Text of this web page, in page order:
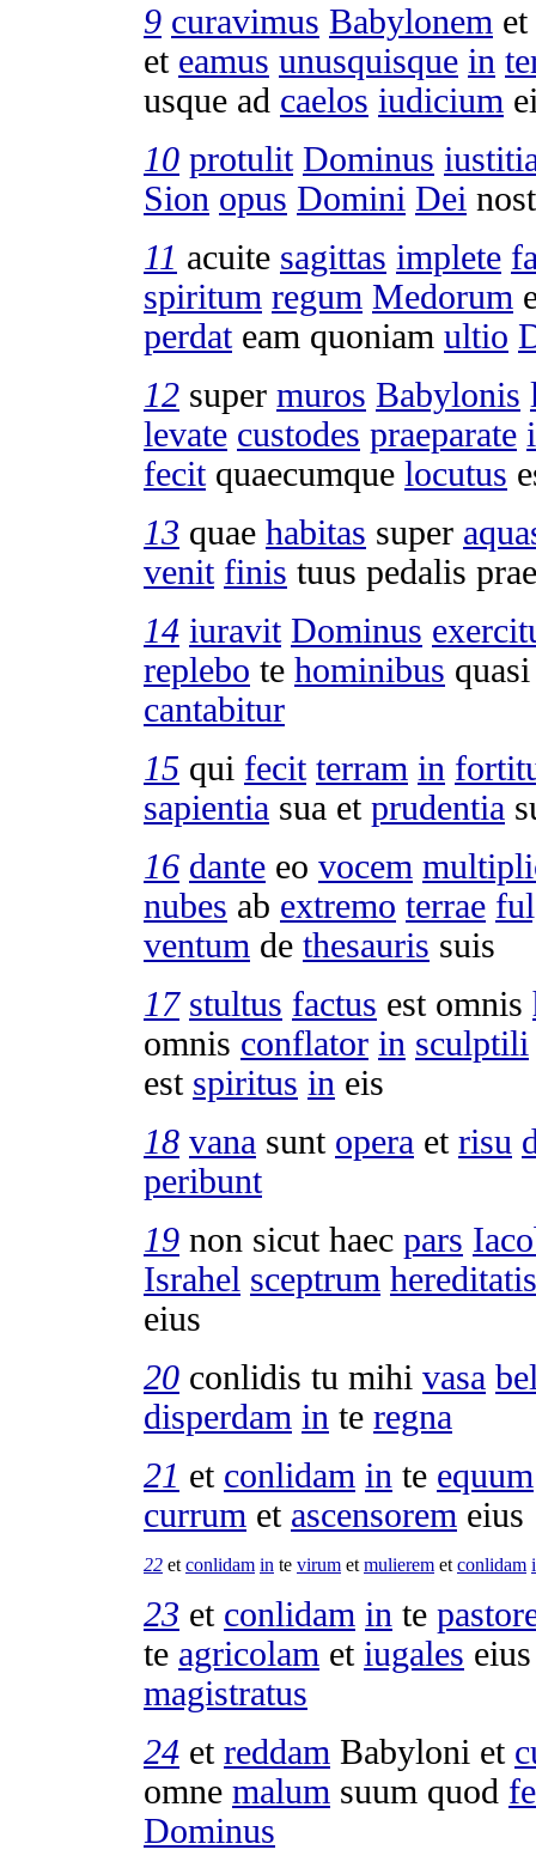
9 curavimus Babylonem
et eamus unusquisque in
usque ad caelos iudicium
10 protulit Dominus
Sion opus Domini Dei
11 acuite sagittas implete
spiritum regum Medorum
perdateam quoniam ultio
12 super muros Babylonis
levate custodes praeparate
fecitquaecumque locutus
13 quae habitas super
venit finis tuus pedalis
14 iuravit Dominus
replebo te hominibus
cantabitur
15 qui fecit terram in
sapientia sua et prudentia
16 dante eo vocem
nubes ab extremo terrae
ventum de thesauris suis
17 stultus factus est omnis
omnis conflator in sculptili
est spiritus in eis
18 vana sunt opera et risu
peribunt
19 non sicut haec pars
Israhel sceptrum hereditatis
eius
20 conlidis tu mihi vasa
disperdam in te regna
21 et conlidam in te equum
currum et ascensorem eius
22 et conlidam in te virum et mulierem et conlidam
23 et conlidam in te
te agricolam et iugales
magistratus
24 et reddam Babyloni et
omne malum suum quod
Dominus